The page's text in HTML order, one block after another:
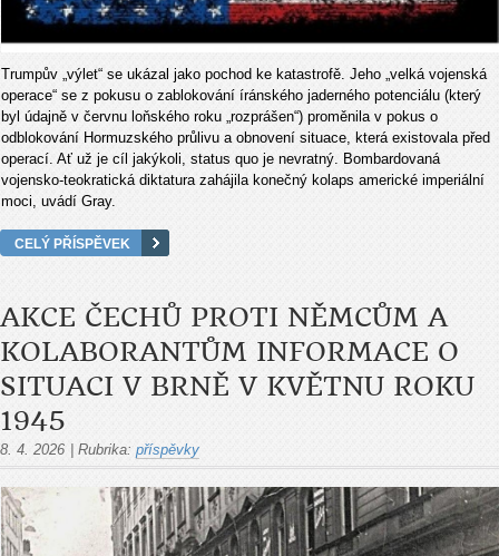
Trumpův „výlet“ se ukázal jako pochod ke katastrofě. Jeho „velká vojenská
operace“ se z pokusu o zablokování íránského jaderného potenciálu (který
byl údajně v červnu loňského roku „rozprášen“) proměnila v pokus o
odblokování Hormuzského průlivu a obnovení situace, která existovala před
operací. Ať už je cíl jakýkoli, status quo je nevratný. Bombardovaná
vojensko-teokratická diktatura zahájila konečný kolaps americké imperiální
moci, uvádí Gray.
CELÝ PŘÍSPĚVEK
AKCE ČECHŮ PROTI NĚMCŮM A
KOLABORANTŮM INFORMACE O
SITUACI V BRNĚ V KVĚTNU ROKU
1945
8. 4. 2026 Rubrika: příspěvky